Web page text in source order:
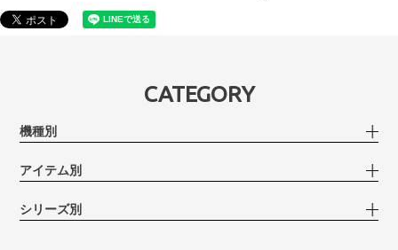
CATEGORY
機種別
アイテム別
シリーズ別